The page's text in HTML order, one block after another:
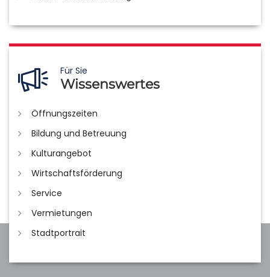
Für Sie
Wissenswertes
Öffnungszeiten
Bildung und Betreuung
Kulturangebot
Wirtschaftsförderung
Service
Vermietungen
Stadtportrait